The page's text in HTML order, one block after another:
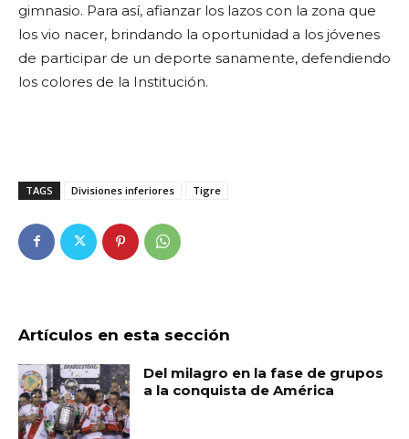
gimnasio. Para así, afianzar los lazos con la zona que
los vio nacer, brindando la oportunidad a los jóvenes
de participar de un deporte sanamente, defendiendo
los colores de la Institución.
TAGS Divisiones inferiores Tigre
Artículos en esta sección
Del milagro en la fase de grupos
a la conquista de América